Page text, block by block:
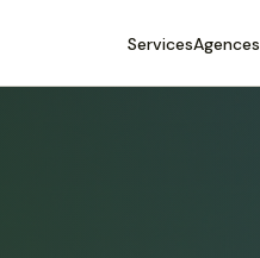
ServicesAgences